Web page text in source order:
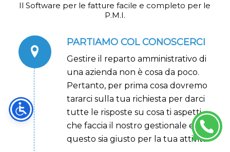
Il Software per le fatture facile e completo per le
P.M.I.
PARTIAMO COL CONOSCERCI
Gestire il reparto amministrativo di
una azienda non è cosa da poco.
Pertanto, per prima cosa dovremo
tararci sulla tua richiesta per darci
tutte le risposte su cosa ti aspetti
che faccia il nostro gestionale e che
questo sia giusto per la tua attività.